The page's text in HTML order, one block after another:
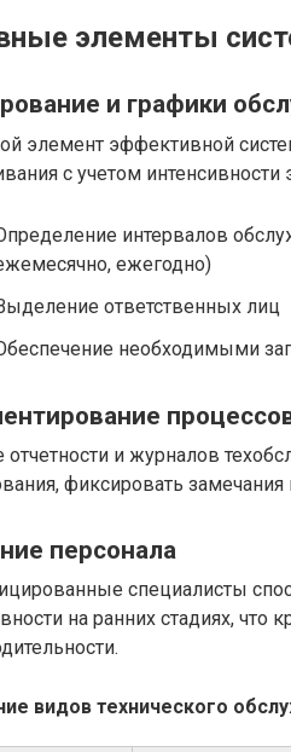
элементы
и графики
элемент эффективной
с учетом
интервалов
ежегодно)
ответственных лиц
необходимыми
отчетности и журналов
фиксировать
персонала
специалисты
на ранних стадиях,
видов технического